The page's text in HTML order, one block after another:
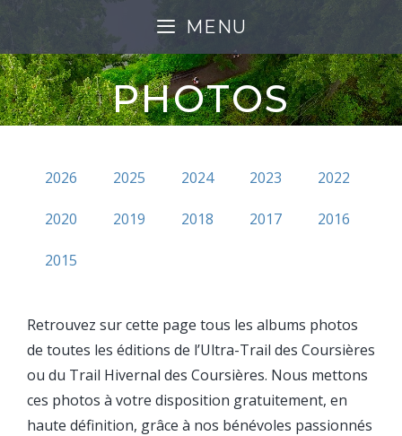
MENU
PHOTOS
2026 2025 2024 2023 2022
2020 2019 2018 2017 2016
2015
Retrouvez sur cette page tous les albums photos
de toutes les éditions de l’Ultra-Trail des Coursières
ou du Trail Hivernal des Coursières. Nous mettons
ces photos à votre disposition gratuitement, en
haute définition, grâce à nos bénévoles passionnés